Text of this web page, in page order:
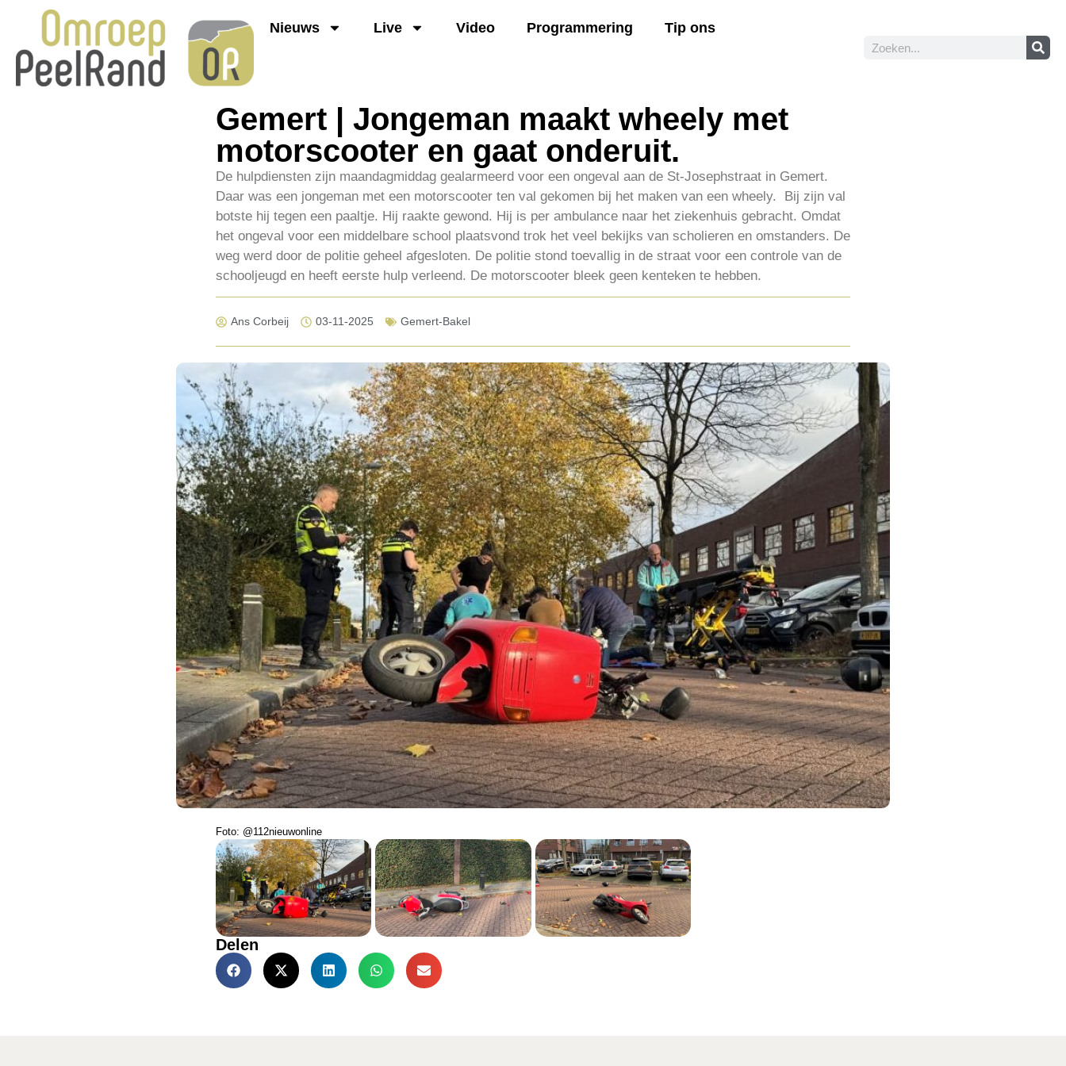
Nieuws Live Video Programmering Tip ons
Gemert | Jongeman maakt wheely met
motorscooter en gaat onderuit.
De hulpdiensten zijn maandagmiddag gealarmeerd voor een ongeval aan de St-Josephstraat in Gemert.
Daar was een jongeman met een motorscooter ten val gekomen bij het maken van een wheely. Bij zijn val
botste hij tegen een paaltje. Hij raakte gewond. Hij is per ambulance naar het ziekenhuis gebracht. Omdat
het ongeval voor een middelbare school plaatsvond trok het veel bekijks van scholieren en omstanders. De
weg werd door de politie geheel afgesloten. De politie stond toevallig in de straat voor een controle van de
schooljeugd en heeft eerste hulp verleend. De motorscooter bleek geen kenteken te hebben.
Ans Corbeij 03-11-2025 Gemert-Bakel
Foto: @112nieuwonline
Delen